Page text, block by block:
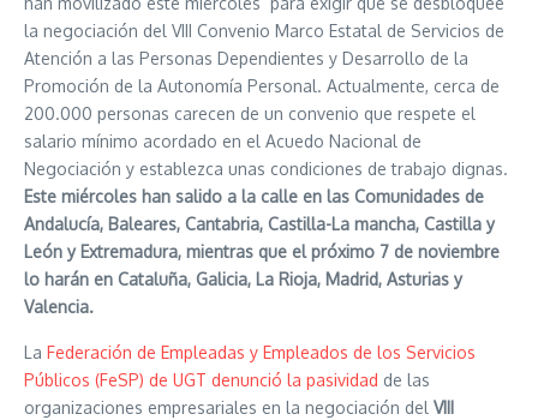
la negociación del VIII Convenio Marco Estatal de Servicios de
Atención a las Personas Dependientes y Desarrollo de la
Promoción de la Autonomía Personal. Actualmente, cerca de
200.000 personas carecen de un convenio que respete el
salario mínimo acordado en el Acuedo Nacional de
Negociación y establezca unas condiciones de trabajo dignas.
Este miércoles han salido a la calle en las Comunidades de
Andalucía, Baleares, Cantabria, Castilla-La mancha, Castilla y
León y Extremadura, mientras que el próximo 7 de noviembre
lo harán en Cataluña, Galicia, La Rioja, Madrid, Asturias y
Valencia.
La Federación de Empleadas y Empleados de los Servicios
Públicos (FeSP) de UGT denunció la pasividad de las
organizaciones empresariales en la negociación del VIII